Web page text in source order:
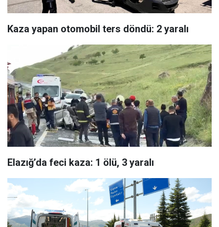
Kaza yapan otomobil ters döndü: 2 yaralı
Elazığ’da feci kaza: 1 ölü, 3 yaralı